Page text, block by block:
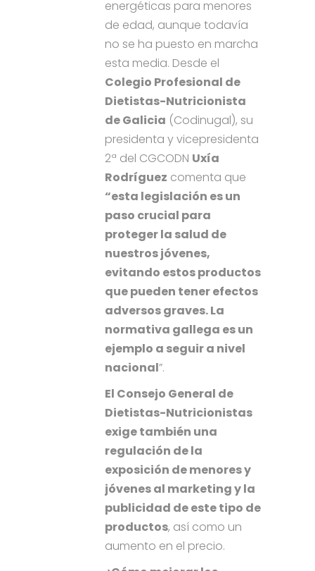
energéticas para menores
de edad, aunque todavía
no se ha puesto en marcha
esta media. Desde el
Colegio Profesional de
Dietistas-Nutricionista
de Galicia (Codinugal), su
presidenta y vicepresidenta
2ª del CGCODN Uxía
Rodríguez comenta que
“esta legislación es un
paso crucial para
proteger la salud de
nuestros jóvenes,
evitando estos productos
que pueden tener efectos
adversos graves. La
normativa gallega es un
ejemplo a seguir a nivel
nacional”.
El Consejo General de
Dietistas-Nutricionistas
exige también una
regulación de la
exposición de menores y
jóvenes al marketing y la
publicidad de este tipo de
productos, así como un
aumento en el precio.